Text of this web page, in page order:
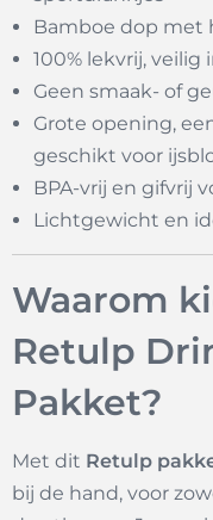
Bamboe dop met
100% lekvrij,
Geen smaak- of
Grote opening,
geschikt voor
BPA-vrij en gifvrij
Lichtgewicht en
Waarom
Retulp
Pakket?
Met dit Retulp
bij de hand, voor